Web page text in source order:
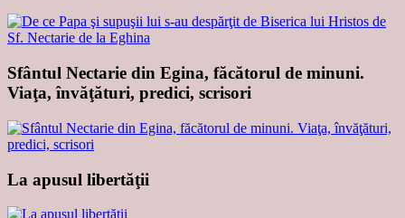
Sfântul Nectarie din Egina, făcătorul de minuni.
Viaţa, învăţături, predici, scrisori
La apusul libertăţii